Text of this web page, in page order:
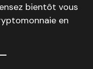
bientôt vous
en